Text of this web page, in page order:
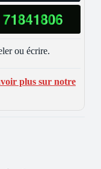
ou écrire.
plus sur notre